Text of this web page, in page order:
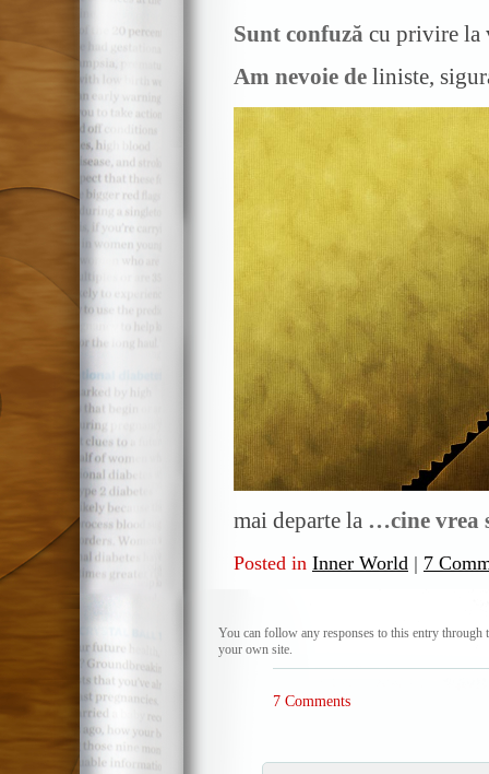
Sunt confuză cu privire la
Am nevoie de liniste,
mai departe la …cine vrea
Posted in Inner World | 7
You can follow any responses to this entry through
your own site.
7 Comments